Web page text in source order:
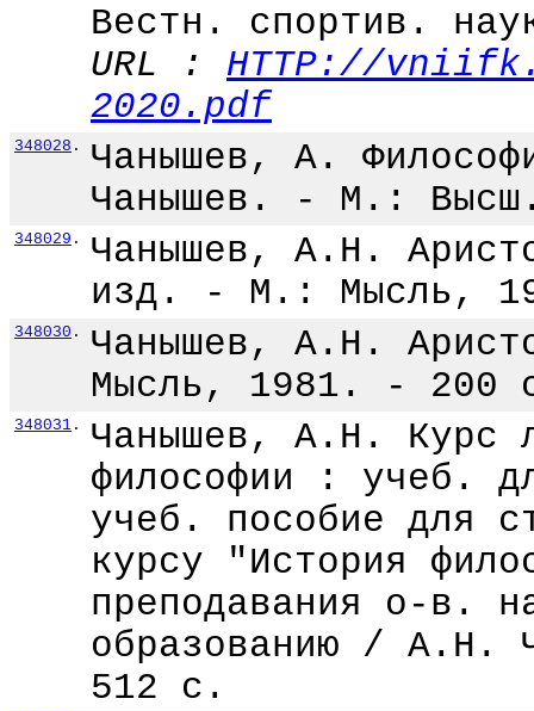
Вестн. спортив.
URL : HTTP://
2020.pdf
348028 .
Чанышев, А.
Чанышев. - М.:
348029 .
Чанышев, А.Н.
изд. - М.: Мысль,
348030 .
Чанышев, А.Н.
Мысль, 1981. - 200
348031 .
Чанышев, А.Н. Курс
философии : учеб.
учеб. пособие для
курсу "История
преподавания о-в.
образованию /
512 с.